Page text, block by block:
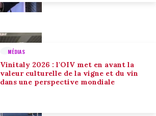
MÉDIAS
Vinitaly 2026 : l'OIV met en avant la
valeur culturelle de la vigne et du vin
dans une perspective mondiale